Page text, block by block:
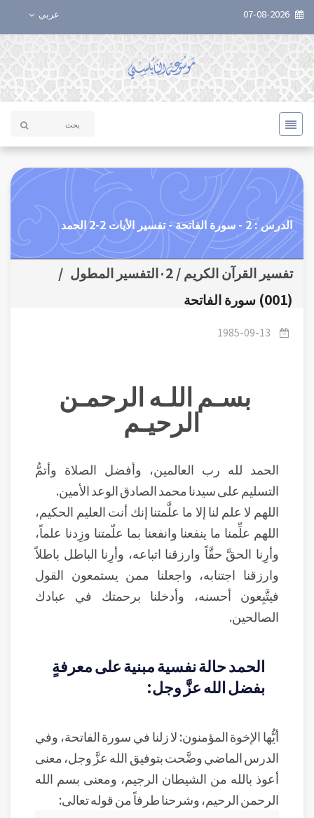
عربي
الدرس : 2 - سورة الفاتحة - تفسير الأيات 2-2 الحمد
تفسير القرآن الكريم / ٠2التفسير المطول
/
(001) سورة الفاتحة
1985-09-13
بسـم اللـه الرحمـن
الرحيـم
الحمد لله رب العالمين، وأفضل الصلاة وأتمُّ
التسليم على سيدنا محمد الصادق الوعد الأمين.
اللهم لا علم لنا إلا ما علَّمتنا إنك أنت العليم الحكيم،
اللهم علِّمنا ما ينفعنا وانفعنا بما علّمتنا وزِدنا علماً،
وأرِنا الحقَّ حقَّاً وارزقنا اتباعه، وأرِنا الباطل باطلاً
وارزقنا اجتنابه، واجعلنا ممن يستمعون القول
فيتَّبِعون أحسنه، وأدخلنا برحمتك في عبادك
الصالحين.
الحمد حالة نفسية مبنية على معرفةٍ
بفضل الله عزَّ وجل:
أيُّها الإخوة المؤمنون: لا زلنا في سورة الفاتحة، وفي
الدرس الماضي وضَّحت بتوفيق الله عزَّ وجل، معنى
أعوذ بالله من الشيطان الرجيم، ومعنى بسم الله
الرحمن الرحيم، وشرحنا طرفاً من قوله تعالى: